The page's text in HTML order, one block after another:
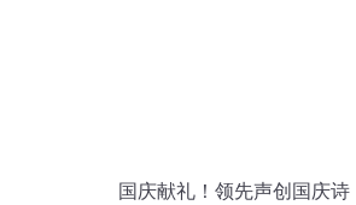
国庆献礼！领先声创国庆诗